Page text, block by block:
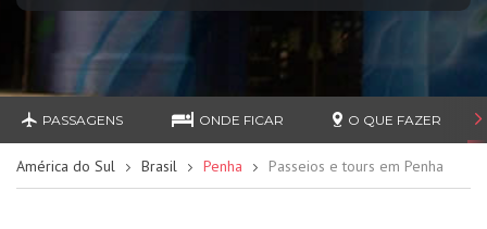
PASSAGENS ONDE FICAR O QUE FAZER
América do Sul Brasil Penha Passeios e tours em Penha